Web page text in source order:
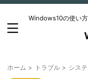
Windows10の使い
ホーム > トラブル > シス